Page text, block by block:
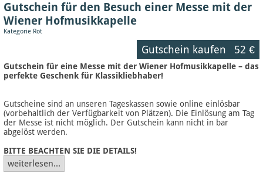
Gutschein für den Besuch einer Messe mit der
Wiener Hofmusikkapelle
Kategorie Rot
Gutschein kaufen 52 €
Gutschein für eine Messe mit der Wiener Hofmusikkapelle – das
perfekte Geschenk für Klassikliebhaber!
Gutscheine sind an unseren Tageskassen sowie online einlösbar
(vorbehaltlich der Verfügbarkeit von Plätzen). Die Einlösung am Tag
der Messe ist nicht möglich. Der Gutschein kann nicht in bar
abgelöst werden.
BITTE BEACHTEN SIE DIE DETAILS!
weiterlesen...